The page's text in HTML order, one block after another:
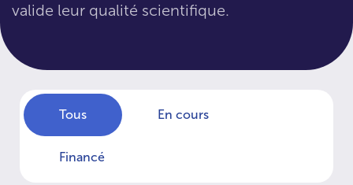
valide leur qualité scientifique.
Tous En cours
Financé